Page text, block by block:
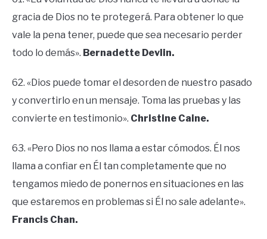
gracia de Dios no te protegerá. Para obtener lo que
vale la pena tener, puede que sea necesario perder
todo lo demás». Bernadette Devlin.
62. «Dios puede tomar el desorden de nuestro pasado
y convertirlo en un mensaje. Toma las pruebas y las
convierte en testimonio». Christine Caine.
63. «Pero Dios no nos llama a estar cómodos. Él nos
llama a confiar en Él tan completamente que no
tengamos miedo de ponernos en situaciones en las
que estaremos en problemas si Él no sale adelante».
Francis Chan.